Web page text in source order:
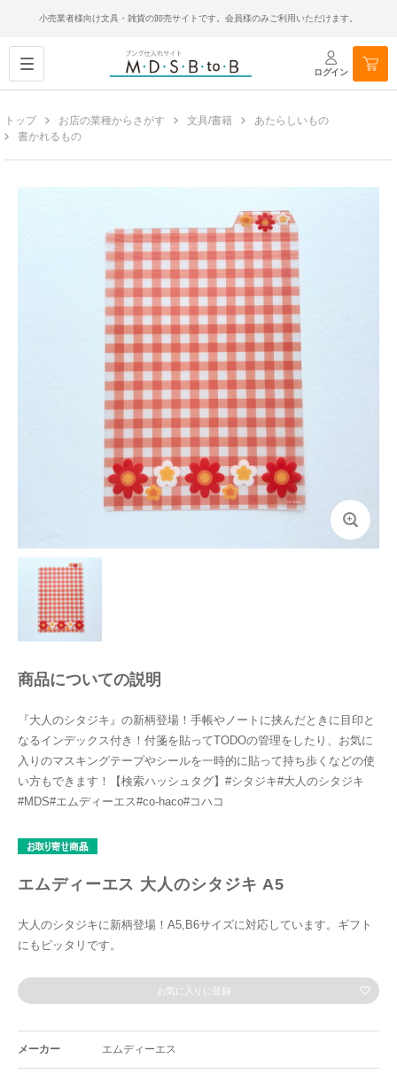
小売業者様向け文具・雑貨の卸売サイトです。会員様のみご利用いただけます。
ログイン
トップ お店の業種からさがす 文具/書籍
あたらしいもの
書かれるもの
商品についての説明
『大人のシタジキ』の新柄登場！手帳やノートに挟んだときに目印と
なるインデックス付き！付箋を貼ってTODOの管理をしたり、お気に
入りのマスキングテープやシールを一時的に貼って持ち歩くなどの使
い方もできます！【検索ハッシュタグ】#シタジキ#大人のシタジキ
#MDS#エムディーエス#co-haco#コハコ
エムディーエス 大人のシタジキ A5
大人のシタジキに新柄登場！A5,B6サイズに対応しています。ギフト
にもピッタリです。
お気に入りに登録
メーカー エムディーエス